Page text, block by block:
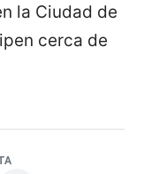
la Ciudad de
cerca de